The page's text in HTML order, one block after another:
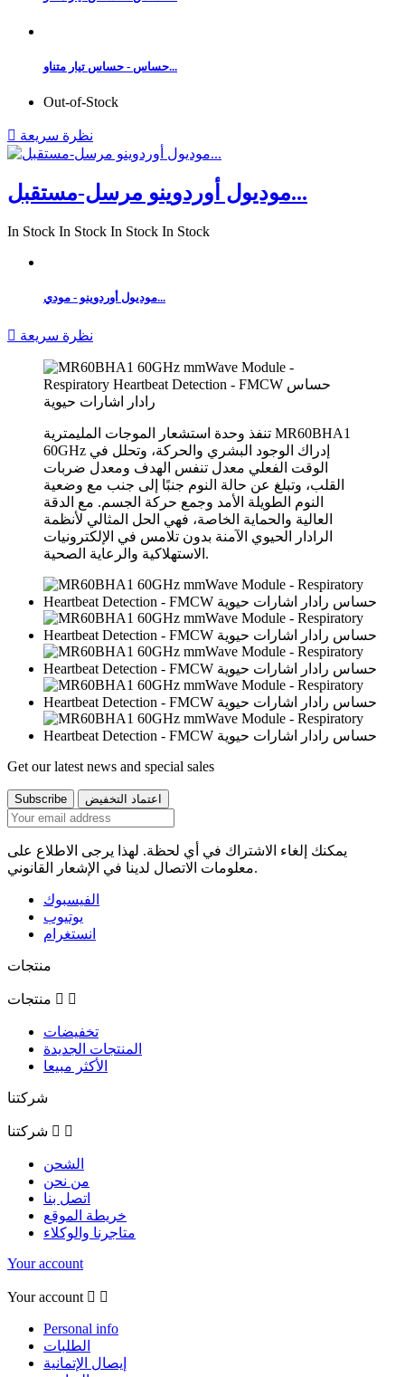
حساس - حساس تيار متناو...
Out-of-Stock
 نظرة سريعة
موديول أوردوينو مرسل-مستقبل...
In Stock In Stock In Stock In Stock
موديول أوردوينو - مودي...
 نظرة سريعة
تنفذ وحدة استشعار الموجات المليمترية MR60BHA1
60GHz إدراك الوجود البشري والحركة، وتحلل في
الوقت الفعلي معدل تنفس الهدف ومعدل ضربات
القلب، وتبلغ عن حالة النوم جنبًا إلى جنب مع وضعية
النوم الطويلة الأمد وجمع حركة الجسم. مع الدقة
العالية والحماية الخاصة، فهي الحل المثالي لأنظمة
الرادار الحيوي الآمنة بدون تلامس في الإلكترونيات
الاستهلاكية والرعاية الصحية.
Get our latest news and special sales
يمكنك إلغاء الاشتراك في أي لحظة. لهذا يرجى الاطلاع على
معلومات الاتصال لدينا في الإشعار القانوني.
الفيسبوك
يوتيوب
انستغرام
منتجات
منتجات  
تخفيضات
المنتجات الجديدة
الأكثر مبيعا
شركتنا
شركتنا  
الشحن
من نحن
اتصل بنا
خريطة الموقع
متاجرنا والوكلاء
Your account
Your account  
Personal info
الطلبات
إيصال الإتمانية